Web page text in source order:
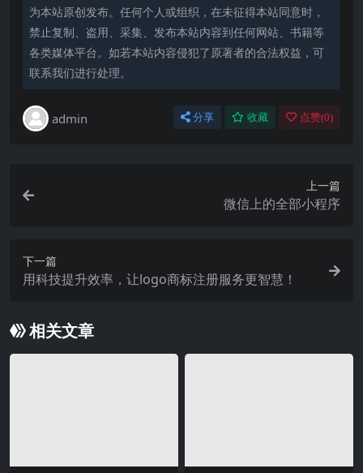
为本站原创发布。任何个人或组织，在未征得本站同意时，
禁止复制、盗用、采集、发布本站内容到任何网站、书籍等
各类媒体平台。如若本站内容侵犯了原著者的合法权益，可
联系我们进行处理。
admin 分享 收藏 点赞(0)
上一篇
微信上的全部小程序
下一篇
用科技提升效率，让logo商标注册服务更智慧！
相关文章